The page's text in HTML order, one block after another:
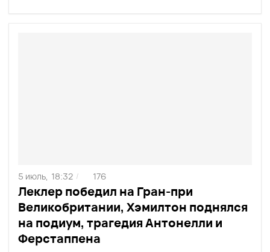
Леклер победил на Гран-при
Великобритании, Хэмилтон поднялся
на подиум, трагедия Антонелли и
Ферстаппена
5 июль, 18:32 / 176